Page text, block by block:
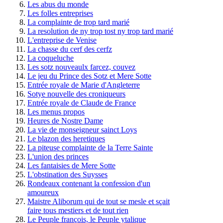
Les abus du monde
Les folles entreprises
La complainte de trop tard marié
La resolution de ny trop tost ny trop tard marié
L'entreprise de Venise
La chasse du cerf des cerfz
La coqueluche
Les sotz nouveaulx farcez, couvez
Le jeu du Prince des Sotz et Mere Sotte
Entrée royale de Marie d'Angleterre
Sotye nouvelle des croniqueurs
Entrée royale de Claude de France
Les menus propos
Heures de Nostre Dame
La vie de monseigneur sainct Loys
Le blazon des heretiques
La piteuse complainte de la Terre Sainte
L'union des princes
Les fantaisies de Mere Sotte
L'obstination des Suysses
Rondeaux contenant la confession d'un
amoureux
Maistre Aliborum qui de tout se mesle et sçait
faire tous mestiers et de tout rien
Le Peuple françois, le Peuple ytalique